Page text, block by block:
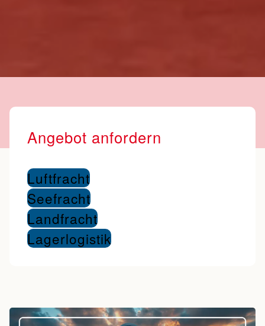
Angebot anfordern
Luftfracht
Seefracht
Landfracht
Lagerlogistik